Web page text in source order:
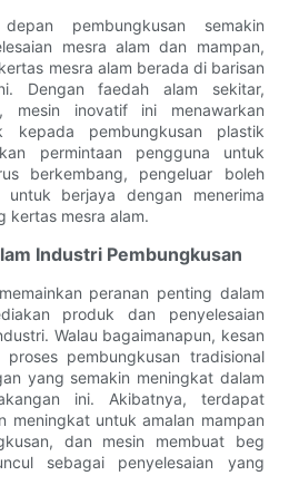
pembungkusan semakin
mesra alam dan mampan,
mesra alam berada di barisan
Dengan faedah alam sekitar,
mesin inovatif ini menawarkan
kepada pembungkusan plastik
permintaan pengguna untuk
berkembang, pengeluar boleh
berjaya dengan menerima
kertas mesra alam.
Industri Pembungkusan
peranan penting dalam
produk dan penyelesaian
Walau bagaimanapun, kesan
pembungkusan tradisional
yang semakin meningkat dalam
ini. Akibatnya, terdapat
meningkat untuk amalan mampan
dan mesin membuat beg
sebagai penyelesaian yang